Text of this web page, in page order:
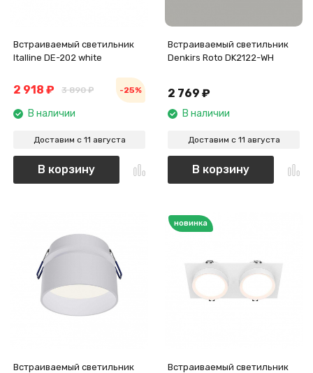
Встраиваемый светильник
Italline DE-202 white
2 918 ₽ 3 890 ₽ -25%
В наличии
Доставим с 11 августа
В корзину
Встраиваемый светильник
Denkirs Roto DK2122-WH
2 769 ₽
В наличии
Доставим с 11 августа
В корзину
Встраиваемый светильник
новинка
Встраиваемый светильник